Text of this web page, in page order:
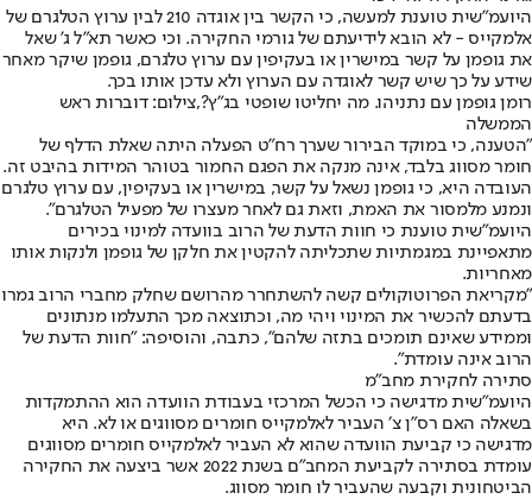
היועמ"שית טוענת למעשה, כי הקשר בין אוגדה 210 לבין ערוץ הטלגרם של
אלמקייס - לא הובא לידיעתם של גורמי החקירה. וכי כאשר תא״ל ג' שאל
את גופמן על קשר במישרין או בעקיפין עם ערוץ טלגרם, גופמן שיקר מאחר
שידע על כך שיש קשר לאוגדה עם הערוץ ולא עדכן אותו בכך.
רומן גופמן עם נתניהו. מה יחליטו שופטי בג"ץ?,צילום: דוברות ראש
הממשלה
"הטענה, כי במוקד הבירור שערך רח"ט הפעלה היתה שאלת הדלף של
חומר מסווג בלבד, אינה מנקה את הפגם החמור בטוהר המידות בהיבט זה.
העובדה היא, כי גופמן נשאל על קשר, במישרין או בעקיפין, עם ערוץ טלגרם
ונמנע מלמסור את האמת, וזאת גם לאחר מעצרו של מפעיל הטלגרם".
היועמ"שית טוענת כי חוות הדעת של הרוב בוועדה למינוי בכירים
מתאפיינת במגמתיות שתכליתה להקטין את חלקן של גופמן ולנקות אותו
מאחריות.
"מקריאת הפרוטוקולים קשה להשתחרר מהרושם שחלק מחברי הרוב גמרו
בדעתם להכשיר את המינוי ויהי מה, וכתוצאה מכך התעלמו מנתונים
וממידע שאינם תומכים בתזה שלהם", כתבה, והוסיפה: "חוות הדעת של
הרוב אינה עומדת".
סתירה לחקירת מחב"מ
היועמ"שית מדגישה כי הכשל המרכזי בעבודת הוועדה הוא ההתמקדות
בשאלה האם רס"ן צ׳ העביר לאלמקייס חומרים מסווגים או לא. היא
מדגישה כי קביעת הוועדה שהוא לא העביר לאלמקייס חומרים מסווגים
עומדת בסתירה לקביעת המחב"ם בשנת 2022 אשר ביצעה את החקירה
הביטחונית וקבעה שהעביר לו חומר מסווג.